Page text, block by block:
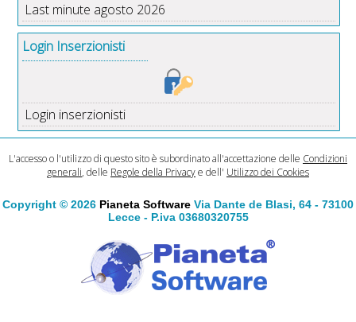
Last minute agosto 2026
Login Inserzionisti
Login inserzionisti
L'accesso o l'utilizzo di questo sito è subordinato all'accettazione delle Condizioni
generali, delle Regole della Privacye dell' Utilizzo dei Cookies
Copyright © 2026 Pianeta Software Via Dante de Blasi, 64 - 73100
Lecce - P.iva 03680320755